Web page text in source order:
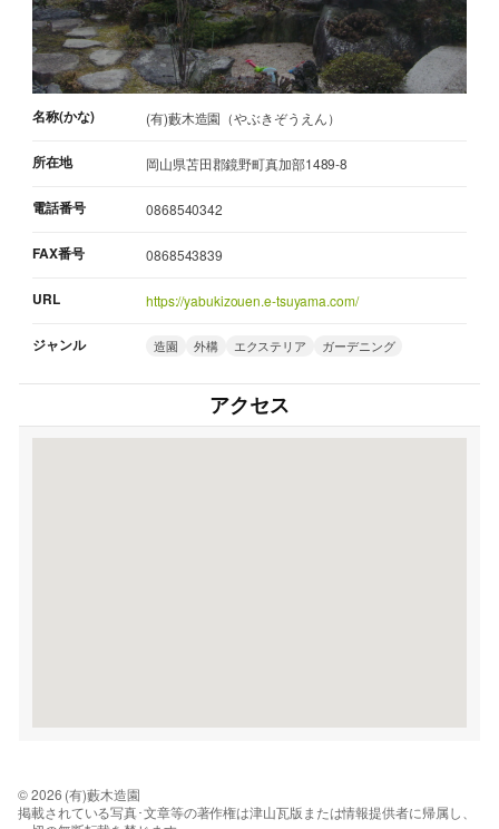
名称(かな) (有)藪木造園（やぶきぞうえん）
所在地 岡山県苫田郡鏡野町真加部1489-8
電話番号 0868540342
FAX番号 0868543839
URL https://yabukizouen.e-tsuyama.com/
ジャンル 造園 外構 エクステリア ガーデニング
アクセス
© 2026 (有)藪木造園
掲載されている写真･文章等の著作権は津山瓦版または情報提供者に帰属し、